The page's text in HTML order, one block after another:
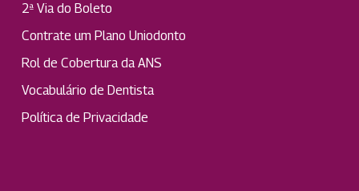
2ª Via do Boleto
Contrate um Plano Uniodonto
Rol de Cobertura da ANS
Vocabulário de Dentista
Política de Privacidade